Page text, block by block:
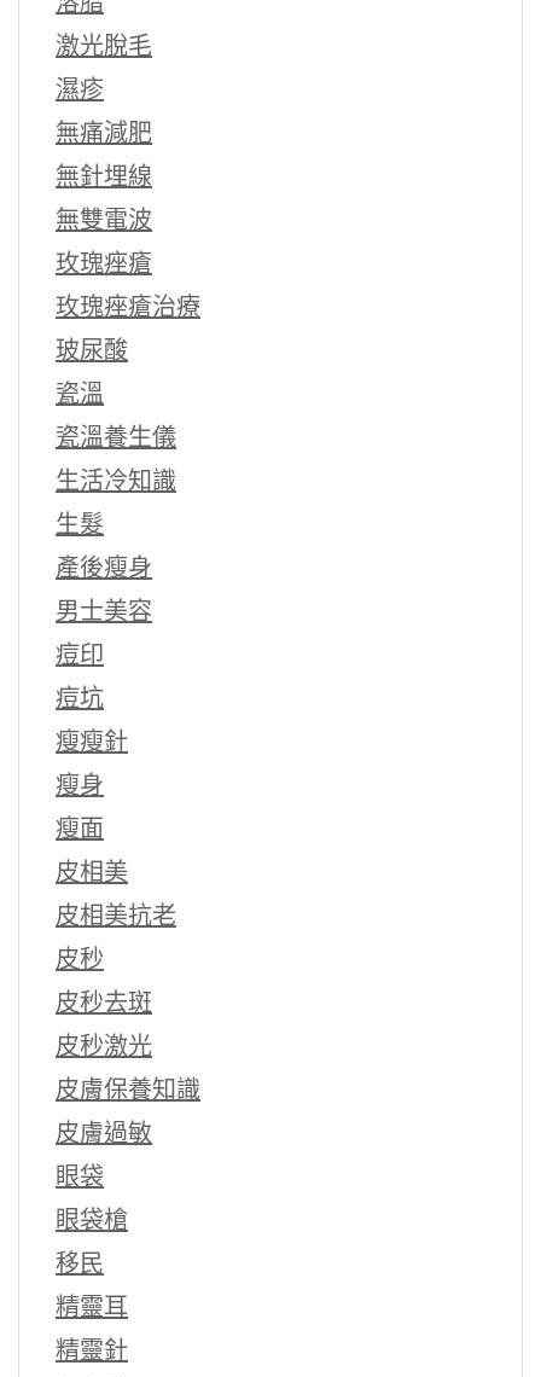
激光脫毛
濕疹
無痛減肥
無針埋線
無雙電波
玫瑰痤瘡
玫瑰痤瘡治療
玻尿酸
瓷溫
瓷溫養生儀
生活冷知識
生髮
產後瘦身
男士美容
痘印
痘坑
瘦瘦針
瘦身
瘦面
皮相美
皮相美抗老
皮秒
皮秒去斑
皮秒激光
皮膚保養知識
皮膚過敏
眼袋
眼袋槍
移民
精靈耳
精靈針